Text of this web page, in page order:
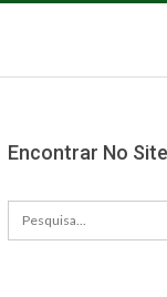
Encontrar No Site